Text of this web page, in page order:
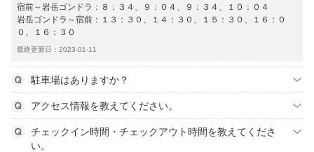
宿前～岩岳ゴンドラ：８：３４、９：０４、９：３４、１０：０４
岩岳ゴンドラ～宿前：１３：３０、１４：３０、１５：３０、１６：０
０、１６：３０
最終更新日：2023-01-11
駐車場はありますか？
アクセス情報を教えてください。
チェックイン時間・チェックアウト時間を教えてくださ
い。